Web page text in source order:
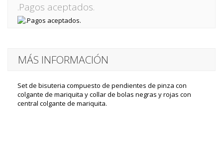
.Pagos aceptados.
MÁS INFORMACIÓN
Set de bisuteria compuesto de pendientes de pinza con
colgante de mariquita y collar de bolas negras y rojas con
central colgante de mariquita.